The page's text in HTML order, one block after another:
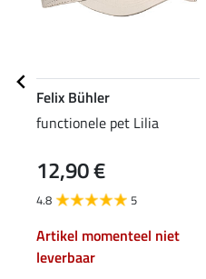
Felix Bühler
functionele pet Lilia
12,90 €
4.8 5
Artikel momenteel niet
leverbaar